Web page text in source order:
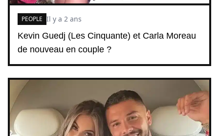
Kevin Guedj (Les Cinquante) et Carla Moreau
de nouveau en couple ?
PEOPLE Il y a 2 ans